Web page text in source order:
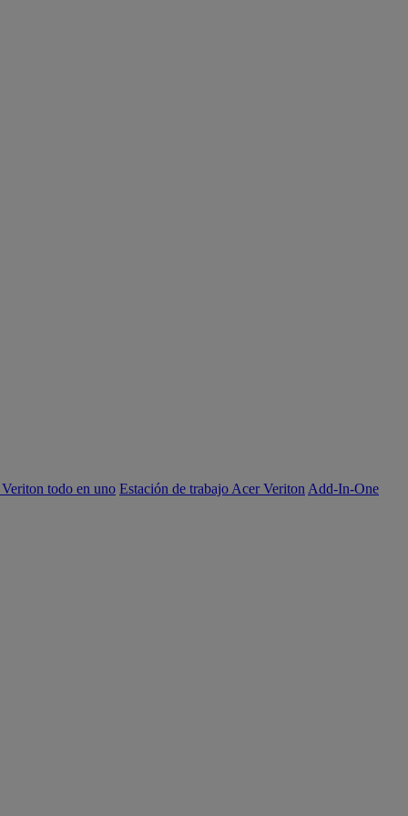
todo en uno Estación de trabajo Acer Veriton Add-In-One